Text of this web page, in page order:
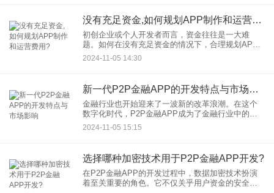
没有充足资金,如何规划APP制作和运营费用?
初创企业或个人开发者而言，资金往往是一大难
题。如何在没有充足资金的情况下，合理规划APP
制作和运营费用，成为了一个亟待解决的问题。本
文将从多个角度探讨这一问题，并提出一些实用的
2024-11-05 14:30
新一代P2P金融APP的开发特点与市场影响
金融行业也开始迎来了一波新的改革浪潮。在这个
数字化时代，P2P金融APP成为了金融行业中的一
匹黑马，不仅拥有出色的市场表现，也给用户带来
了诸多便利。那么，新一代P2P金融APP究竟有哪
2024-11-05 15:15
选择哪种加密技术用于P2P金融APP开发?
在P2P金融APP的开发过程中，数据加密技术扮演
着至关重要的角色。它不仅关乎用户资金的安全，